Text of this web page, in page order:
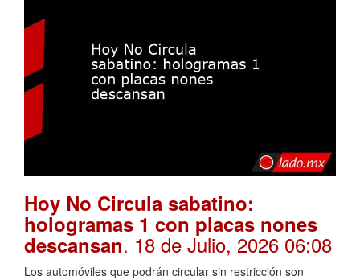
Hoy No Circula sabatino:
hologramas 1 con placas nones
descansan. 18 de Julio, 2026 06:08
Los automóviles que podrán circular sin restricción son